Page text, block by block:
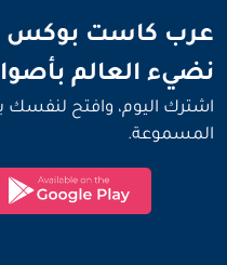
عرب كاست بوكس
نضيء العالم
اشترك اليوم، وافتح لنفسك
المسموعة.